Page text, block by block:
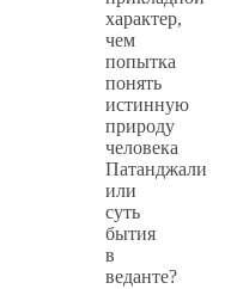
характер,
чем
попытка
понять
истинную
природу
человека
Патанджали
или
суть
бытия
в
веданте?